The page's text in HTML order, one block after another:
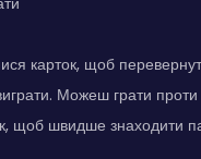
карток, щоб
Можеш грати проти
щоб швидше знаходити